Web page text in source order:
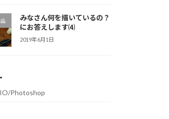
みなさん何を描いているの？
にお答えします⑷
2019年6月1日
Photoshop